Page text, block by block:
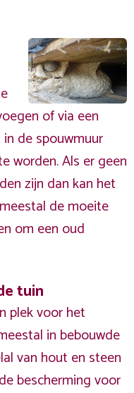
of via een
de spouwmuur
worden. Als er geen
zijn dan kan het
de moeite
om een oud
tuin
plek voor het
in bebouwde
van hout en steen
bescherming voor